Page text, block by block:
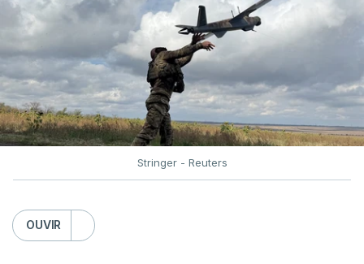
Stringer - Reuters
OUVIR